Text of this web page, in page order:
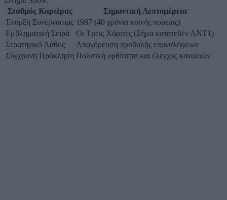
Σταθμός Καριέρας
Σημαντική Λεπτομέρεια
Έναρξη Συνεργασίας 1987 (40 χρόνια κοινής πορείας)
Εμβληματική Σειρά
Οι Τρεις Χάριτες (Σήμα κατατεθέν ΑΝΤ1)
Στρατηγικό Λάθος
Απαγόρευση προβολής επαναλήψεων
Σύγχρονη Πρόκληση Πολιτική ορθότητα και έλεγχος καναλιών